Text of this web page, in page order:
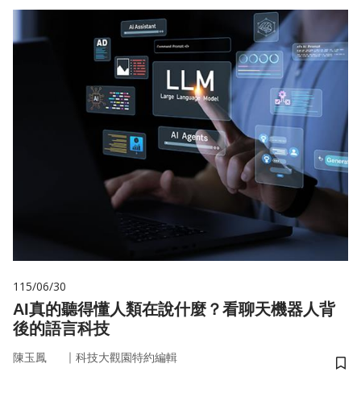
115/06/30
AI真的聽得懂人類在說什麼？看聊天機器人背
後的語言科技
陳玉鳳 ｜ 科技大觀園特約編輯
儲